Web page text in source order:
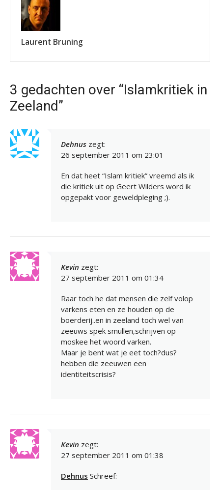
Laurent Bruning
3 gedachten over “Islamkritiek in
Zeeland”
Dehnus zegt:
26 september 2011 om 23:01
En dat heet “Islam kritiek” vreemd als ik
die kritiek uit op Geert Wilders word ik
opgepakt voor geweldpleging ;).
Kevin zegt:
27 september 2011 om 01:34
Raar toch he dat mensen die zelf volop
varkens eten en ze houden op de
boerderij..en in zeeland toch wel van
zeeuws spek smullen,schrijven op
moskee het woord varken.
Maar je bent wat je eet toch?dus?
hebben die zeeuwen een
identiteitscrisis?
Kevin zegt:
27 september 2011 om 01:38
Dehnus Schreef: